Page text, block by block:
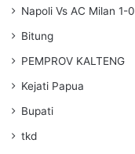
Napoli Vs AC Milan 1-0
Bitung
PEMPROV KALTENG
Kejati Papua
Bupati
tkd